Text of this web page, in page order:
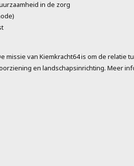
in de zorg
van Kiemkracht64 is om de relatie
en landschapsinrichting. Meer